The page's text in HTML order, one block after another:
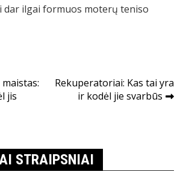
dar ilgai formuos moterų teniso
jis
Rekuperatoriai: Kas tai yra
ir kodėl jie svarbūs
STRAIPSNIAI